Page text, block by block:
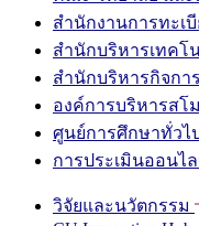
สำนักงานการทะเ
สำนักบริหารเทคโ
สำนักบริหารกิจกา
องค์การบริหารสโ
ศูนย์การศึกษาทั่วไป
การประเมินออนไ
วิจัยและนวัตกรรม